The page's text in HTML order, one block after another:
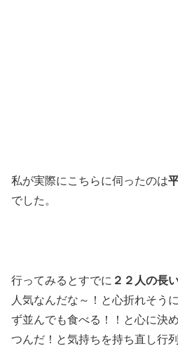
私が実際にこちらに伺ったのは
でした。
行ってみるとすでに ２２人の長
人気なんだな～！と心折れそう
ず並んでも食べる！！と心に決
つんだ！と気持ちを持ち直し行